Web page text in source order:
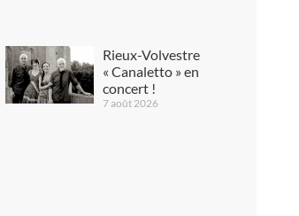
Rieux-Volvestre
« Canaletto » en
concert !
7 août 2026